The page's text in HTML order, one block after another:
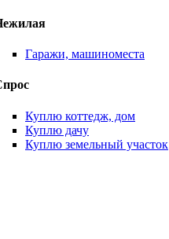
Гаражи, машиноместа
Куплю коттедж, дом
Куплю дачу
Куплю земельный участок